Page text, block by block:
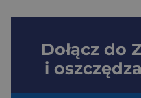
Dołącz do
i